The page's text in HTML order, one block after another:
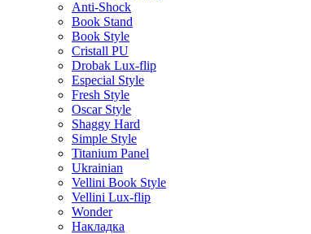
Anti-Shock
Book Stand
Book Style
Cristall PU
Drobak Lux-flip
Especial Style
Fresh Style
Oscar Style
Shaggy Hard
Simple Style
Titanium Panel
Ukrainian
Vellini Book Style
Vellini Lux-flip
Wonder
Накладка